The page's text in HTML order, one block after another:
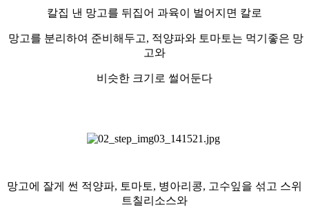
칼집 낸 망고를 뒤집어 과육이 벌어지면 칼로
망고를 분리하여 준비해두고, 적양파와 토마토는 먹기좋은 망
고와
비슷한 크기로 썰어둔다
망고에 잘게 썬 적양파, 토마토, 병아리콩, 고수잎을 섞고 스위
트칠리소스와